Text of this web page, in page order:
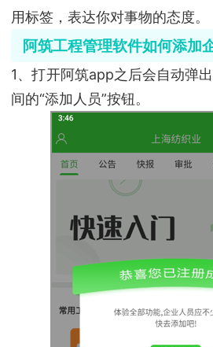
用标签，表达你对事物的态度。
阿筑工程管理软件如何添加
1、打开阿筑app之后会自动弹
间的“添加人员”按钮。